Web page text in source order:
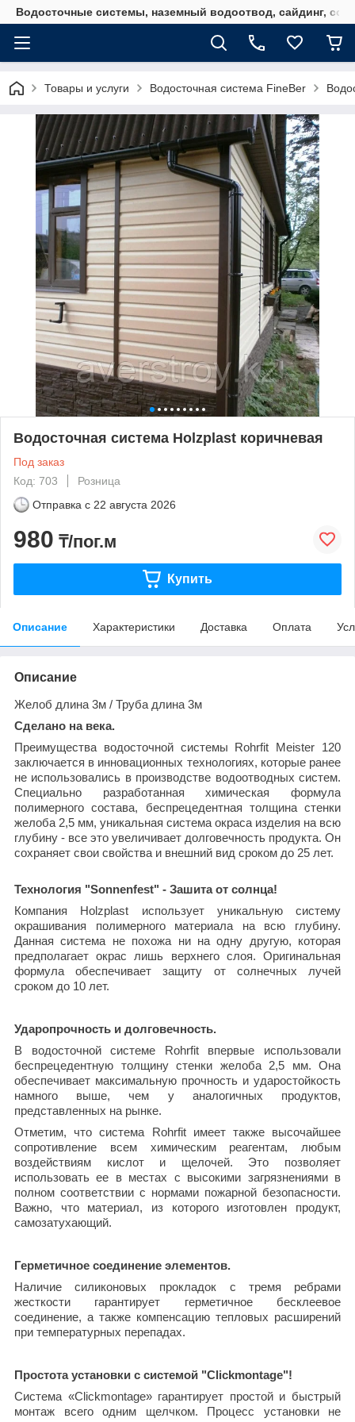
Водосточные системы, наземный водоотвод, сайдинг,
Товары и услуги Водосточная система FineBer
Водосточная система Holzplast коричневая
Под заказ
Код: 703
Розница
Отправка с 22 августа 2026
980 ₸/пог.м
Купить
Описание Характеристики Доставка Оплата
Описание
Желоб длина 3м / Труба длина 3м
Сделано на века.
Преимущества водосточной системы Rohrfit Meister 120
заключается в инновационных технологиях, которые ранее
не использовались в производстве водоотводных систем.
Специально разработанная химическая формула
полимерного состава, беспрецедентная толщина стенки
желоба 2,5 мм, уникальная система окраса изделия на всю
глубину - все это увеличивает долговечность продукта. Он
сохраняет свои свойства и внешний вид сроком до 25 лет.
Технология "Sonnenfest" - Зашита от солнца!
Компания Holzplast использует уникальную систему
окрашивания полимерного материала на всю глубину.
Данная система не похожа ни на одну другую, которая
предполагает окрас лишь верхнего слоя. Оригинальная
формула обеспечивает защиту от солнечных лучей
сроком до 10 лет.
Ударопрочность и долговечность.
В водосточной системе Rohrfit впервые использовали
беспрецедентную толщину стенки желоба 2,5 мм. Она
обеспечивает максимальную прочность и ударостойкость
намного выше, чем у аналогичных продуктов,
представленных на рынке.
Отметим, что система Rohrfit имеет также высочайшее
сопротивление всем химическим реагентам, любым
воздействиям кислот и щелочей. Это позволяет
использовать ее в местах с высокими загрязнениями в
полном соответствии с нормами пожарной безопасности.
Важно, что материал, из которого изготовлен продукт,
самозатухающий.
Герметичное соединение элементов.
Наличие силиконовых прокладок с тремя ребрами
жесткости гарантирует герметичное бесклеевое
соединение, а также компенсацию тепловых расширений
при температурных перепадах.
Простота установки с системой "Clickmontage"!
Система «Clickmontage» гарантирует простой и быстрый
монтаж всего одним щелчком. Процесс установки не